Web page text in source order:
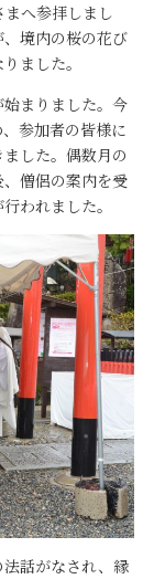
へ参拝しまし
境内の桜の花び
ました。
まりました。今
参加者の皆様に
した。偶数月の
僧侶の案内を受
われました。
話がなされ、縁